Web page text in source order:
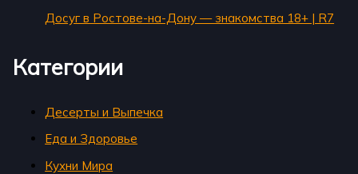
Досуг в Ростове-на-Дону — знакомства 18+ | R7
Категории
Десерты и Выпечка
Еда и Здоровье
Кухни Мира